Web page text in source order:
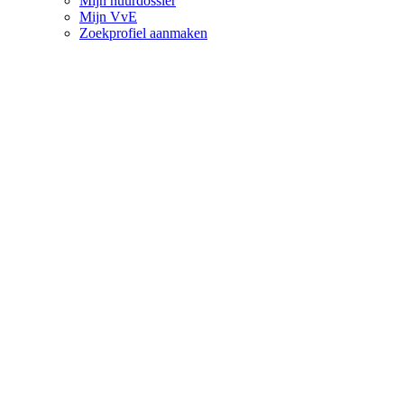
Mijn VvE
Zoekprofiel aanmaken